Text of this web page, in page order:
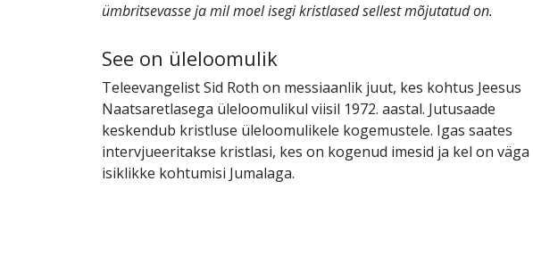
ümbritsevasse ja mil moel isegi kristlased sellest mõjutatud on.
See on üleloomulik
Teleevangelist Sid Roth on messiaanlik juut, kes kohtus Jeesus
Naatsaretlasega üleloomulikul viisil 1972. aastal. Jutusaade
keskendub kristluse üleloomulikele kogemustele. Igas saates
intervjueeritakse kristlasi, kes on kogenud imesid ja kel on väga
isiklikke kohtumisi Jumalaga.